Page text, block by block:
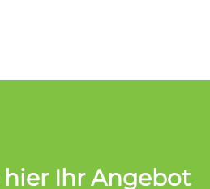
hier Ihr Angebot